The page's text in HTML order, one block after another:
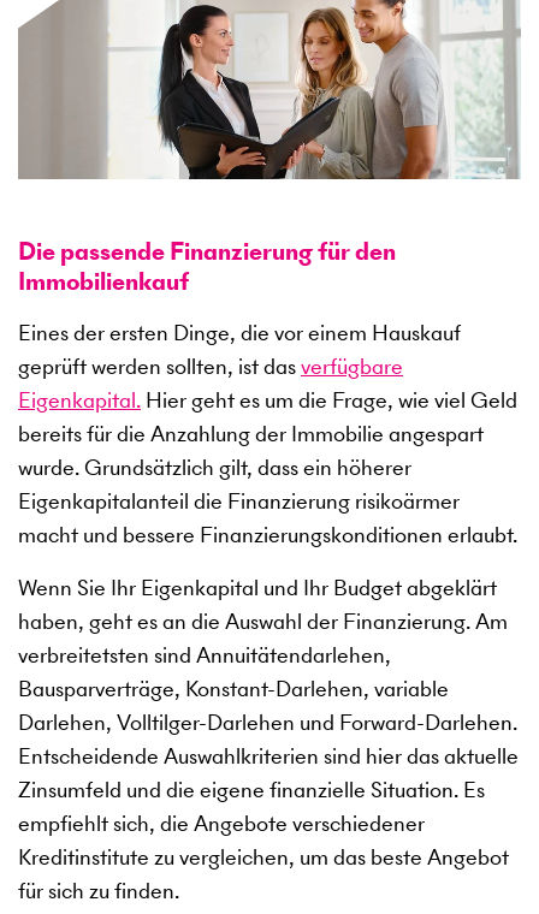
Die passende Finanzierung für den
Immobilienkauf
Eines der ersten Dinge, die vor einem Hauskauf
geprüft werden sollten, ist dasverfügbare
Eigenkapital. Hier geht es um die Frage, wie viel Geld
bereits für die Anzahlung der Immobilie angespart
wurde. Grundsätzlich gilt, dass ein höherer
Eigenkapitalanteil die Finanzierung risikoärmer
macht und bessere Finanzierungskonditionen erlaubt.
Wenn Sie Ihr Eigenkapital und Ihr Budget abgeklärt
haben, geht es an die Auswahl der Finanzierung. Am
verbreitetsten sind Annuitätendarlehen,
Bausparverträge, Konstant-Darlehen, variable
Darlehen, Volltilger-Darlehen und Forward-Darlehen.
Entscheidende Auswahlkriterien sind hier das aktuelle
Zinsumfeld und die eigene finanzielle Situation. Es
empfiehlt sich, die Angebote verschiedener
Kreditinstitute zu vergleichen, um das beste Angebot
für sich zu finden.